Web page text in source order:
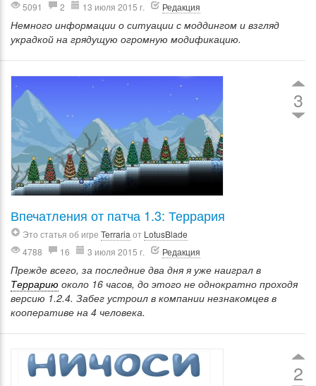
5091
2 13 июля 2015 г. Редакция
Немного информации о ситуации с моддингом и взгляд
украдкой на грядущую огромную модификацию.
3
Впечатления от патча 1.3: Террария
Это статья об игре Terraria от LotusBlade
4788
16 3 июля 2015 г. Редакция
Прежде всего, за последние два дня я уже наиграл в
Террарию около 16 часов, до этого не однократно проходя
версию 1.2.4. Забег устроил в компании незнакомцев в
кооперативе на 4 человека.
2